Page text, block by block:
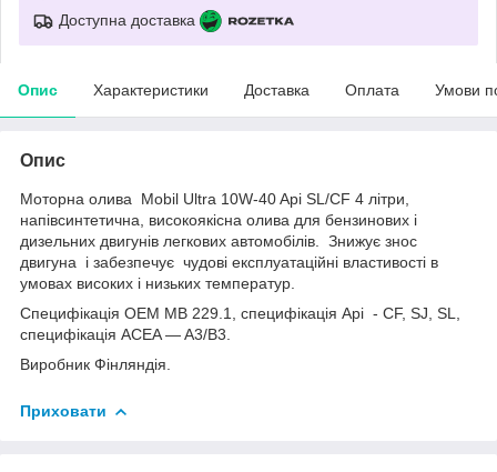
Доступна доставка
Опис Характеристики Доставка Оплата Умови
Опис
Моторна олива Mobil Ultra 10W-40 Api SL/CF 4 літри,
напівсинтетична, високоякісна олива для бензинових і
дизельних двигунів легкових автомобілів. Знижує знос
двигуна і забезпечує чудові експлуатаційні властивості в
умовах високих і низьких температур.
Специфікація ОЕМ МB 229.1, специфікація Api - CF, SJ, SL,
специфікація ACEA — A3/B3.
Виробник Фінляндія.
Приховати